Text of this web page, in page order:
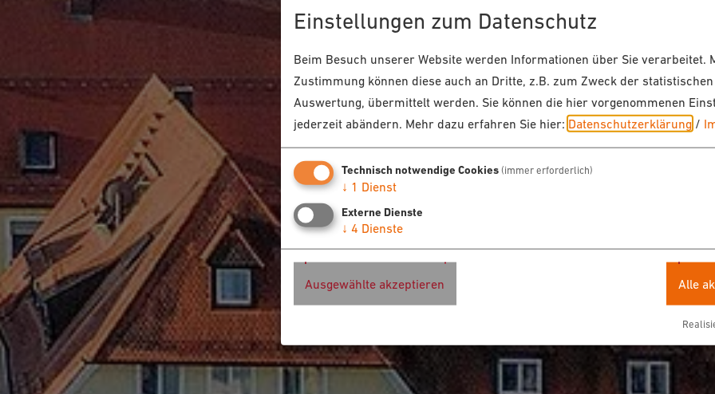
Einstellungen zum Datenschutz
Beim Besuch unserer Website werden Informationen über Sie verarbeitet.
Zustimmung können diese auch an Dritte, z.B. zum Zweck der statistischen
Auswertung, übermittelt werden. Sie können die hier vorgenommenen
jederzeit abändern. Mehr dazu erfahren Sie hier: Datenschutzerklärung /
Technisch notwendige Cookies (immer erforderlich)
↓ 1 Dienst
Externe Dienste
↓ 4 Dienste
Ausgewählte akzeptieren Alle